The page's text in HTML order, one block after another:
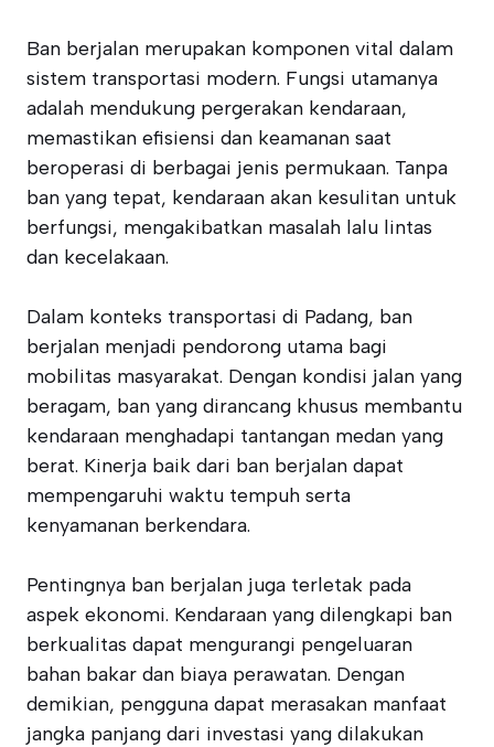
Ban berjalan merupakan komponen vital dalam
sistem transportasi modern. Fungsi utamanya
adalah mendukung pergerakan kendaraan,
memastikan efisiensi dan keamanan saat
beroperasi di berbagai jenis permukaan. Tanpa
ban yang tepat, kendaraan akan kesulitan untuk
berfungsi, mengakibatkan masalah lalu lintas
dan kecelakaan.
Dalam konteks transportasi di Padang, ban
berjalan menjadi pendorong utama bagi
mobilitas masyarakat. Dengan kondisi jalan yang
beragam, ban yang dirancang khusus membantu
kendaraan menghadapi tantangan medan yang
berat. Kinerja baik dari ban berjalan dapat
mempengaruhi waktu tempuh serta
kenyamanan berkendara.
Pentingnya ban berjalan juga terletak pada
aspek ekonomi. Kendaraan yang dilengkapi ban
berkualitas dapat mengurangi pengeluaran
bahan bakar dan biaya perawatan. Dengan
demikian, pengguna dapat merasakan manfaat
jangka panjang dari investasi yang dilakukan